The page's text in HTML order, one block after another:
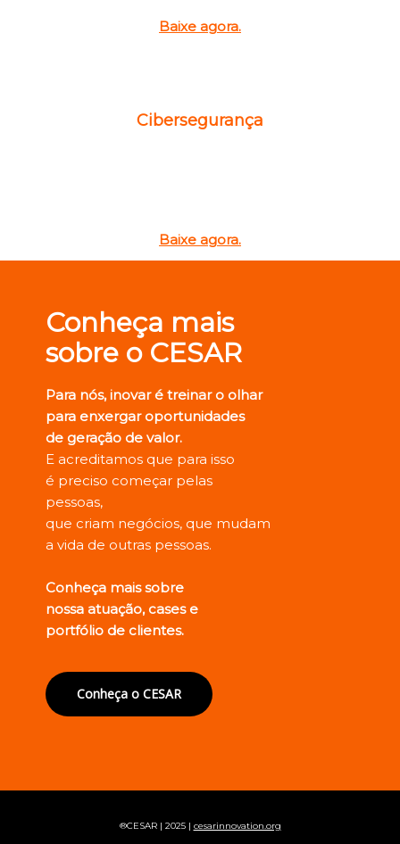
Baixe agora.
Cibersegurança
Baixe agora.
Conheça mais
sobre o CESAR
Para nós, inovar é treinar o olhar
para enxergar oportunidades
de geração de valor.
E acreditamos que para isso
é preciso começar pelas
pessoas,
que criam negócios, que mudam
a vida de outras pessoas.
Conheça mais sobre
nossa atuação, cases e
portfólio de clientes.
Conheça o CESAR
®CESAR | 2025 | cesarinnovation.org